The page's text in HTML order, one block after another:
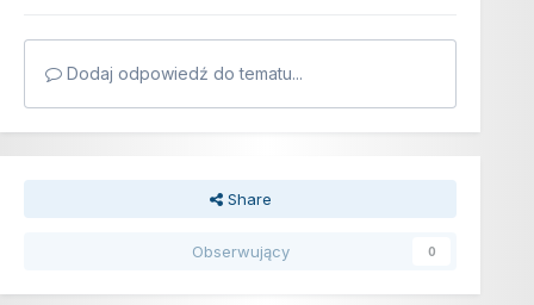
Dodaj odpowiedź do tematu...
Share
Obserwujący 0